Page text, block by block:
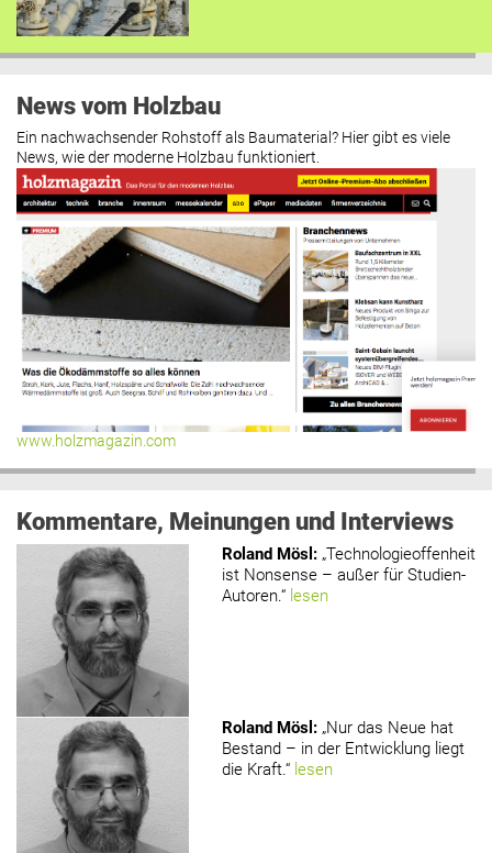
News vom Holzbau
Ein nachwachsender Rohstoff als Baumaterial? Hier gibt es viele
News, wie der moderne Holzbau funktioniert.
www.holzmagazin.com
Kommentare, Meinungen und Interviews
Roland Mösl : „Technologieoffenheit
ist Nonsense – außer für Studien-
Autoren.“ lesen
Roland Mösl : „Nur das Neue hat
Bestand – in der Entwicklung liegt
die Kraft.“ lesen